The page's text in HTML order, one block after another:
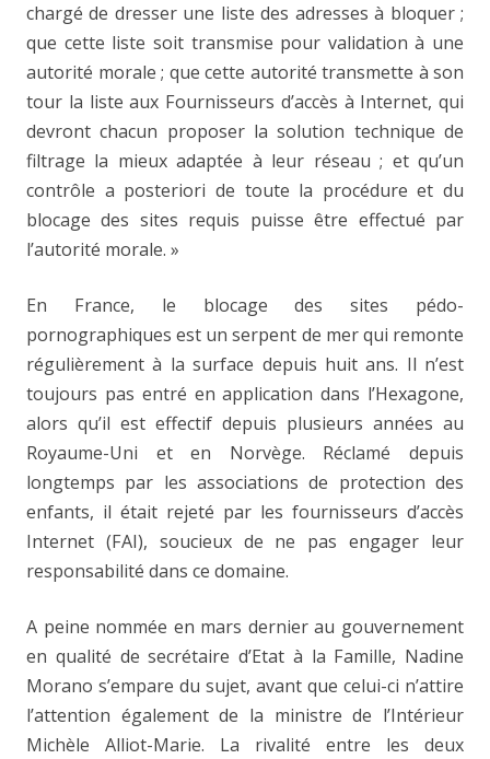
chargé de dresser une liste des adresses à bloquer ;
que cette liste soit transmise pour validation à une
autorité morale ; que cette autorité transmette à son
tour la liste aux Fournisseurs d’accès à Internet, qui
devront chacun proposer la solution technique de
filtrage la mieux adaptée à leur réseau ; et qu’un
contrôle a posteriori de toute la procédure et du
blocage des sites requis puisse être effectué par
l’autorité morale. »
En France, le blocage des sites pédo-
pornographiques est un serpent de mer qui remonte
régulièrement à la surface depuis huit ans. Il n’est
toujours pas entré en application dans l’Hexagone,
alors qu’il est effectif depuis plusieurs années au
Royaume-Uni et en Norvège. Réclamé depuis
longtemps par les associations de protection des
enfants, il était rejeté par les fournisseurs d’accès
Internet (FAI), soucieux de ne pas engager leur
responsabilité dans ce domaine.
A peine nommée en mars dernier au gouvernement
en qualité de secrétaire d’Etat à la Famille, Nadine
Morano s’empare du sujet, avant que celui-ci n’attire
l’attention également de la ministre de l’Intérieur
Michèle Alliot-Marie. La rivalité entre les deux